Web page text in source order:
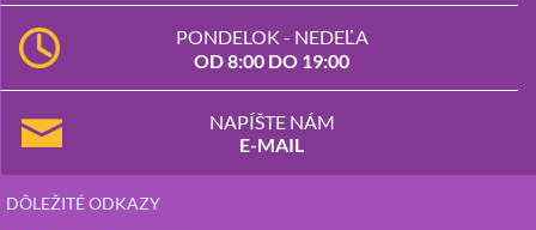
PONDELOK - NEDEĽA
OD 8:00 DO 19:00
NAPÍŠTE NÁM
E-MAIL
DÔLEŽITÉ ODKAZY